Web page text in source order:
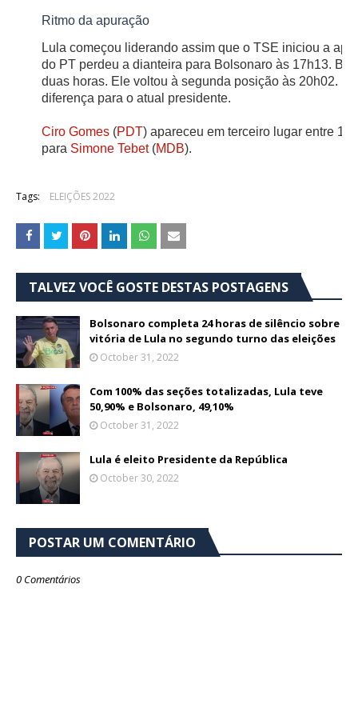
Ritmo da apuração
Lula começou liderando assim que o TSE iniciou a
do PT perdeu a dianteira para Bolsonaro às 17h13.
duas horas. Ele voltou à segunda posição às 20h02.
diferença para o atual presidente.
Ciro Gomes (PDT) apareceu em terceiro lugar entre
para Simone Tebet(MDB).
Tags: ELEIÇÕES 2022
TALVEZ VOCÊ GOSTE DESTAS POSTAGENS
Bolsonaro completa 24 horas de silêncio sobre
vitória de Lula no segundo turno das eleições
October 31, 2022
Com 100% das seções totalizadas, Lula teve
50,90% e Bolsonaro, 49,10%
October 31, 2022
Lula é eleito Presidente da República
October 30, 2022
POSTAR UM COMENTÁRIO
0 Comentários